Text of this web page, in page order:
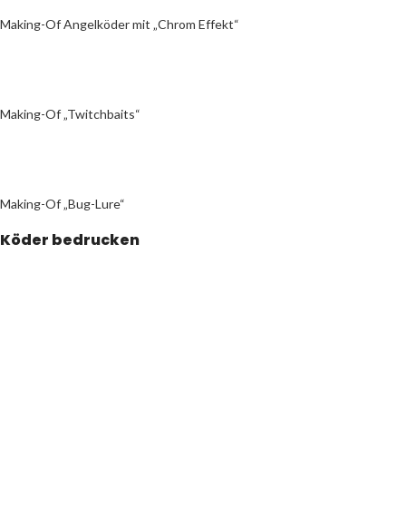
Making-Of Angelköder mit „Chrom Effekt“
Making-Of „Twitchbaits“
Making-Of „Bug-Lure“
Köder bedrucken